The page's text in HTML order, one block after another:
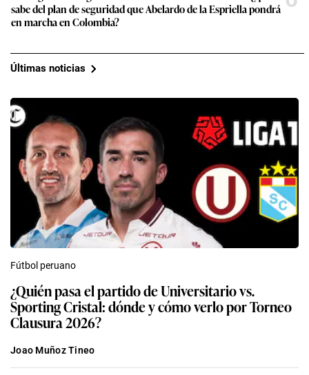
sabe del plan de seguridad que Abelardo de la Espriella pondrá
en marcha en Colombia?
Últimas noticias
Fútbol peruano
¿Quién pasa el partido de Universitario vs.
Sporting Cristal: dónde y cómo verlo por Torneo
Clausura 2026?
Joao Muñoz Tineo